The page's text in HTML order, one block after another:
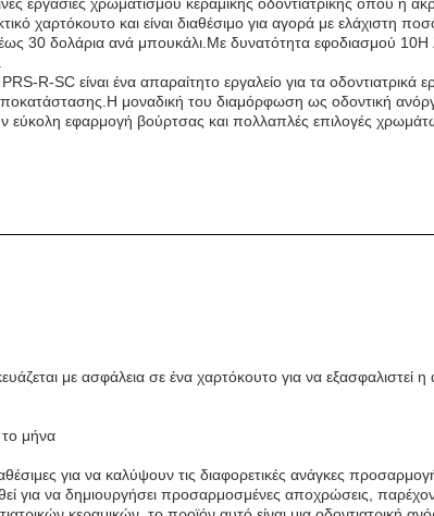
χαρτόκουτο και είναι διαθέσιμο για αγορά με ελάχιστη
έως 30 δολάρια ανά μπουκάλι.Με δυνατότητα εφοδιασμού 10Η
R-SC είναι ένα απαραίτητο εργαλείο για τα
μοναδική του διαμόρφωση ως οδοντική
εφαρμογή βούρτσας και πολλαπλές επιλογές
με ασφάλεια σε ένα χαρτόκουτο για να εξασφαλιστεί
μήνα
για να καλύψουν τις διαφορετικές ανάγκες
για να δημιουργήσει προσαρμοσμένες αποχρώσεις,